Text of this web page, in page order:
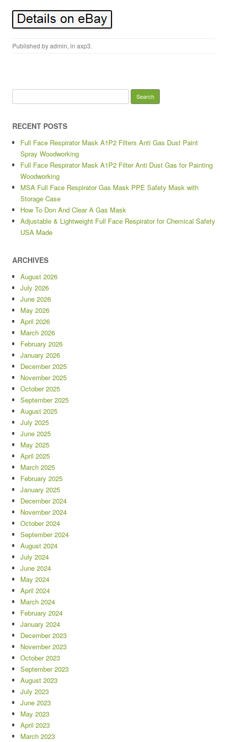
Published byadmin, in axp3.
RECENT POSTS
Full Face Respirator Mask A1P2 Filters Anti Gas Dust Paint
Spray Woodworking
Full Face Respirator Mask A1P2 Filter Anti Dust Gas for Painting
Woodworking
MSA Full Face Respirator Gas Mask PPE Safety Mask with
Storage Case
How To Don And Clear A Gas Mask
Adjustable & Lightweight Full Face Respirator for Chemical Safety
USA Made
ARCHIVES
August 2026
July 2026
June 2026
May 2026
April 2026
March 2026
February 2026
January 2026
December 2025
November 2025
October 2025
September 2025
August 2025
July 2025
June 2025
May 2025
April 2025
March 2025
February 2025
January 2025
December 2024
November 2024
October 2024
September 2024
August 2024
July 2024
June 2024
May 2024
April 2024
March 2024
February 2024
January 2024
December 2023
November 2023
October 2023
September 2023
August 2023
July 2023
June 2023
May 2023
April 2023
March 2023